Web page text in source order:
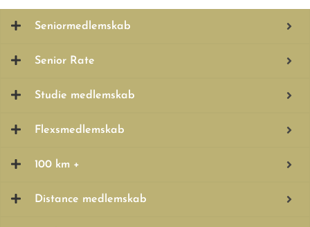
Seniormedlemskab
Senior Rate
Studie medlemskab
Flexsmedlemskab
100 km +
Distance medlemskab